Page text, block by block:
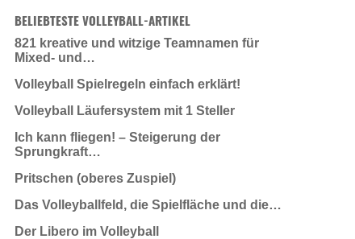
BELIEBTESTE VOLLEYBALL-ARTIKEL
821 kreative und witzige Teamnamen für
Mixed- und…
Volleyball Spielregeln einfach erklärt!
Volleyball Läufersystem mit 1 Steller
Ich kann fliegen! – Steigerung der
Sprungkraft…
Pritschen (oberes Zuspiel)
Das Volleyballfeld, die Spielfläche und die…
Der Libero im Volleyball